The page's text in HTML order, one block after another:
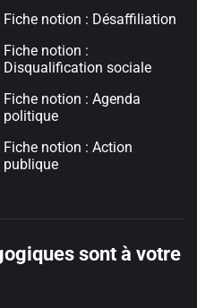
Fiche notion : Désaffiliation
Fiche notion :
Disqualification sociale
Fiche notion : Agenda
politique
Fiche notion : Action
publique
sont à votre